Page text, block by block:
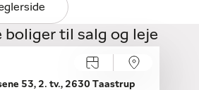
boliger til salg og leje
10.00-10.20
53, 2. tv., 2630 Taastrup